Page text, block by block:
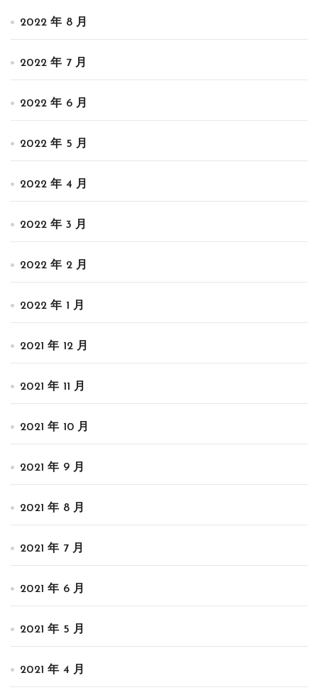
2022 年 8 月
2022 年 7 月
2022 年 6 月
2022 年 5 月
2022 年 4 月
2022 年 3 月
2022 年 2 月
2022 年 1 月
2021 年 12 月
2021 年 11 月
2021 年 10 月
2021 年 9 月
2021 年 8 月
2021 年 7 月
2021 年 6 月
2021 年 5 月
2021 年 4 月